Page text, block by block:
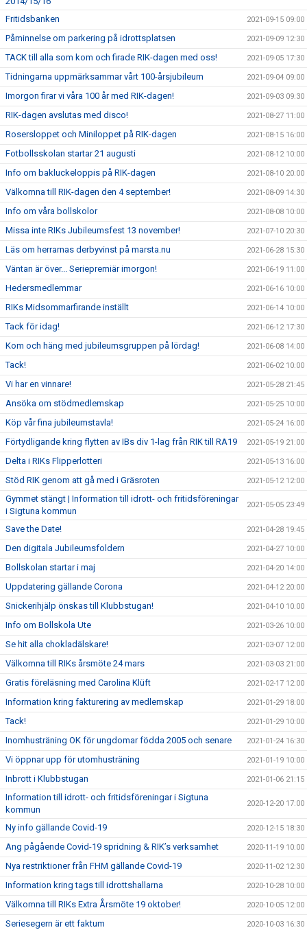
Fritidsbanken
2021-09-15 09:00
Påminnelse om parkering på idrottsplatsen 2021-09-09 12:30
TACK till alla som kom och firade RIK-dagen med oss! 2021-09-05 17:30
Tidningarna uppmärksammar vårt 100-årsjubileum 2021-09-04 09:00
Imorgon firar vi våra 100 år med RIK-dagen! 2021-09-03 09:30
RIK-dagen avslutas med disco! 2021-08-27 11:00
Rosersloppet och Miniloppet på RIK-dagen 2021-08-15 16:00
Fotbollsskolan startar 21 augusti 2021-08-12 10:00
Info om bakluckeloppis på RIK-dagen 2021-08-10 20:00
Välkomna till RIK-dagen den 4 september! 2021-08-09 14:30
Info om våra bollskolor 2021-08-08 10:00
Missa inte RIKs Jubileumsfest 13 november! 2021-07-10 20:30
Läs om herrarnas derbyvinst på marsta.nu 2021-06-28 15:30
Väntan är över... Seriepremiär imorgon! 2021-06-19 11:00
Hedersmedlemmar 2021-06-16 10:00
RIKs Midsommarfirande inställt 2021-06-14 10:00
Tack för idag! 2021-06-12 17:30
Kom och häng med jubileumsgruppen på lördag! 2021-06-08 14:00
Tack! 2021-06-02 10:00
Vi har en vinnare! 2021-05-28 21:45
Ansöka om stödmedlemskap 2021-05-25 10:00
Köp vår fina jubileumstavla! 2021-05-24 16:00
Förtydligande kring flytten av IBs div 1-lag från RIK till RA19 2021-05-19 21:00
Delta i RIKs Flipperlotteri 2021-05-13 16:00
Stöd RIK genom att gå med i Gräsroten 2021-05-12 12:00
Gymmet stängt | Information till idrott- och fritidsföreningar
i Sigtuna kommun
2021-05-05 23:49
Save the Date! 2021-04-28 19:45
Den digitala Jubileumsfoldern 2021-04-27 10:00
Bollskolan startar i maj 2021-04-20 14:00
Uppdatering gällande Corona 2021-04-12 20:00
Snickerihjälp önskas till Klubbstugan! 2021-04-10 10:00
Info om Bollskola Ute 2021-03-26 10:00
Se hit alla chokladälskare! 2021-03-07 12:00
Välkomna till RIKs årsmöte 24 mars 2021-03-03 21:00
Gratis föreläsning med Carolina Klüft 2021-02-17 12:00
Information kring fakturering av medlemskap 2021-01-29 18:00
Tack! 2021-01-29 10:00
Inomhusträning OK för ungdomar födda 2005 och senare 2021-01-24 16:30
Vi öppnar upp för utomhusträning 2021-01-19 10:00
Inbrott i Klubbstugan 2021-01-06 21:15
Information till idrott- och fritidsföreningar i Sigtuna
kommun
2020-12-20 17:00
Ny info gällande Covid-19 2020-12-15 18:30
Ang pågående Covid-19 spridning & RIK’s verksamhet 2020-11-19 10:00
Nya restriktioner från FHM gällande Covid-19 2020-11-02 12:30
Information kring tags till idrottshallarna 2020-10-28 10:00
Välkomna till RIKs Extra Årsmöte 19 oktober! 2020-10-05 12:00
Seriesegern är ett faktum 2020-10-03 16:30